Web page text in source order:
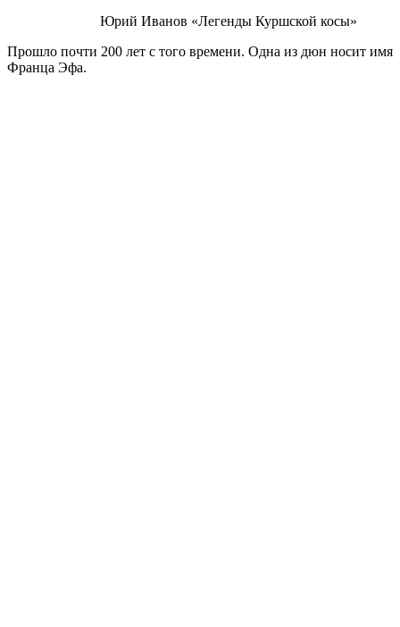
Юрий Иванов «Легенды Куршской косы»
Прошло почти 200 лет с того времени. Одна из дюн носит имя
Франца Эфа.